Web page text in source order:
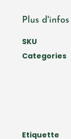
Plus d'infos
SKU
Categories
Etiquette